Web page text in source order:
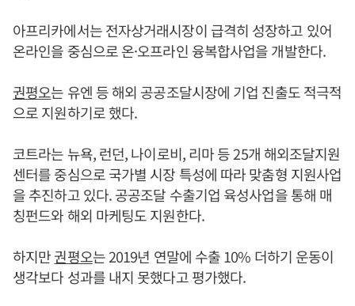
아프리카에서는 전자상거래시장이 급격히 성장하고 있어
온라인을 중심으로 온·오프라인 융복합사업을 개발한다.
권평오는 유엔 등 해외 공공조달시장에 기업 진출도 적극적
으로 지원하기로 했다.
코트라는 뉴욕, 런던, 나이로비, 리마 등 25개 해외조달지원
센터를 중심으로 국가별 시장 특성에 따라 맞춤형 지원사업
을 추진하고 있다. 공공조달 수출기업 육성사업을 통해 매
칭펀드와 해외 마케팅도 지원한다.
하지만권평오는 2019년 연말에 수출 10% 더하기 운동이
생각보다 성과를 내지 못했다고 평가했다.